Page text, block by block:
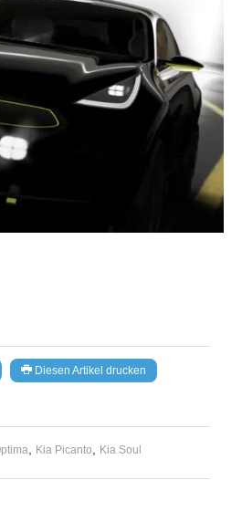
Diesen Artikel drucken
, Kia Picanto, Kia Soul